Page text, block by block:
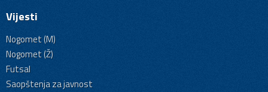
Vijesti
Nogomet (M)
Nogomet (Ž)
Futsal
Saopštenja za javnost